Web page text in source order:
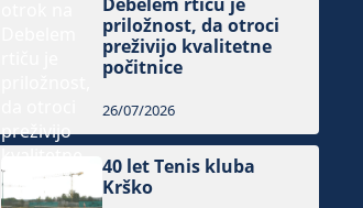
priložnost, da otroci
preživijo kvalitetne
počitnice
26/07/2026
40 let Tenis kluba
Krško